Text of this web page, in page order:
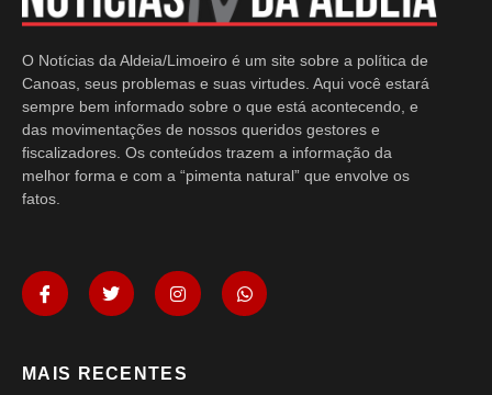
O Notícias da Aldeia/Limoeiro é um site sobre a política de
Canoas, seus problemas e suas virtudes. Aqui você estará
sempre bem informado sobre o que está acontecendo, e
das movimentações de nossos queridos gestores e
fiscalizadores. Os conteúdos trazem a informação da
melhor forma e com a “pimenta natural” que envolve os
fatos.
MAIS RECENTES